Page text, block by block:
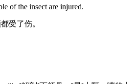
of the insect are injured.
受了伤。